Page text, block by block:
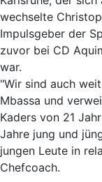
wechselte
Impulsgeber der
zuvor bei CD
war.
"Wir sind auch
Mbassa und
Kaders von 21
Jahre jung und
jungen Leute in
Chefcoach.